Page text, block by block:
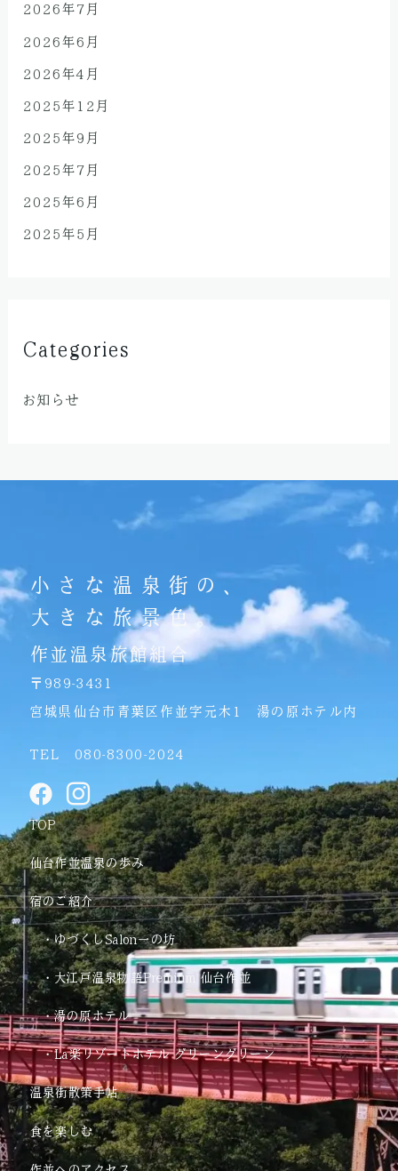
2026年7月
2026年6月
2026年4月
2025年12月
2025年9月
2025年7月
2025年6月
2025年5月
Categories
お知らせ
小さな温泉街の、
大きな旅景色。
作並温泉旅館組合
〒989-3431
宮城県仙台市青葉区作並字元木1 湯の原ホテル内
TEL 080-8300-2024
F
a
c
e
b
o
o
k
I
c
o
n
-
i
n
s
t
a
g
r
a
m
-
1
TOP
仙台作並温泉の歩み
宿のご紹介
・ゆづくしSalon一の坊
・大江戸温泉物語Premium 仙台作並
・湯の原ホテル
・La楽リゾートホテル グリーングリーン
温泉街散策手帖
食を楽しむ